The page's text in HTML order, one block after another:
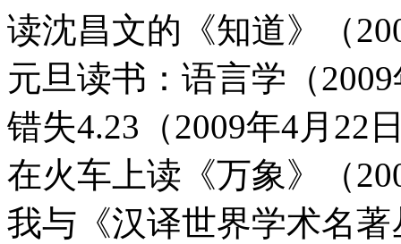
读沈昌文的《知道》（
元旦读书：语言学（
错失4.23（2009年4月22
在火车上读《万象》（
我与《汉译世界学术名